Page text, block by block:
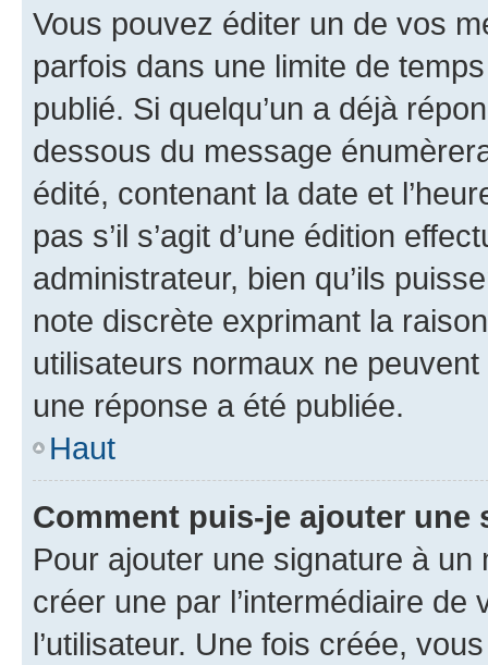
Vous pouvez éditer un de vos
parfois dans une limite de
publié. Si quelqu’un a déjà
dessous du message
édité, contenant la date et
pas s’il s’agit d’une édition
administrateur, bien qu’ils
note discrète exprimant la
utilisateurs normaux ne
une réponse a été publiée.
Haut
Comment puis-je ajouter une
Pour ajouter une signature à un
créer une par l’intermédiaire
l’utilisateur. Une fois créée,